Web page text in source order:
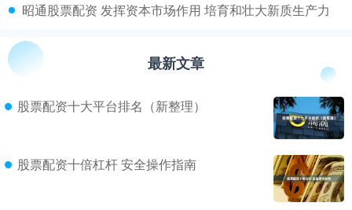
​昭通股票配资 发挥资本市场作用 培育和壮大新质生产力
最新文章
股票配资十大平台排名（新整理）
股票配资十倍杠杆 安全操作指南